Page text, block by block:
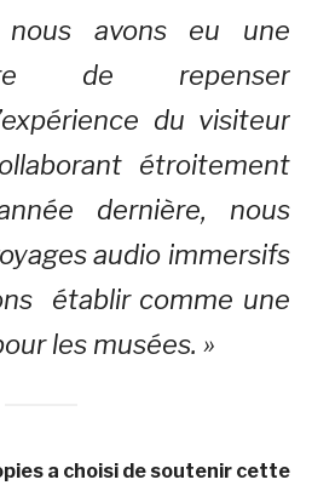
nous avons eu une
de repenser
du visiteur
étroitement
dernière, nous
audio immersifs
établir comme une
les musées. »
a choisi de soutenir cette